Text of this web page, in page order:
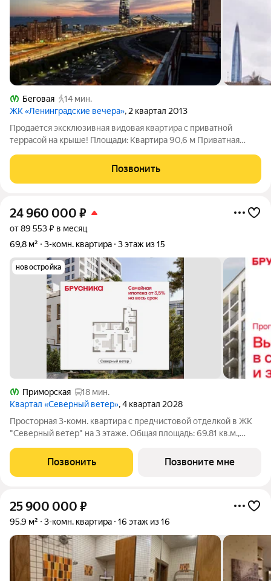
Беговая
14 мин.
ЖК «Ленинградские вечера», 2 квартал 2013
Продаётся эксклюзивная видовая квартира с приватной
террасой на крыше! Площади: Квартира 90,6 м Приватная
Обременений нет Квартира расположена на верхнем этаже
22-этажного дома и открывает
Позвонить
24 960 000 ₽
от 89 553 ₽ в месяц
69,8 м²
3-комн. квартира 3 этаж из 15
новостройка
Приморская
18 мин.
Квартал «Северный ветер», 4 квартал 2028
Просторная 3-комн. квартира с предчистовой отделкой в ЖК
"Северный ветер" на 3 этаже. Общая площадь: 69.81 кв.м.,
кв.м. Угловая квартира, очень светлая, естественная
вентиляция при открытии
Позвонить Позвоните мне
25 900 000 ₽
95,9 м² 3-комн. квартира 16 этаж из 16